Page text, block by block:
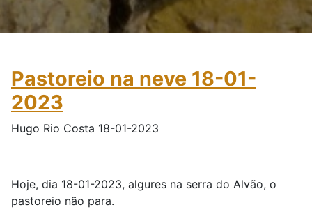
Pastoreio na neve 18-01-
2023
Hugo Rio Costa 18-01-2023
Hoje, dia 18-01-2023, algures na serra do Alvão, o
pastoreio não para.